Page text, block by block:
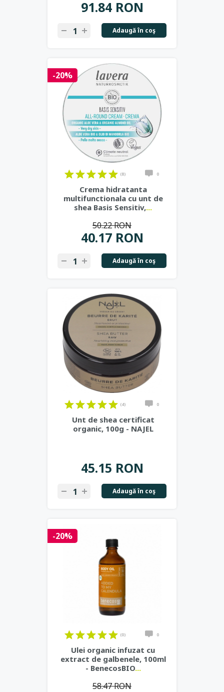
91.84 RON
Adaugă în coş
-20%
(8) 0
Crema hidratanta
multifunctionala cu unt de
shea Basis Sensitiv,...
40.17 RON
50.22 RON
Adaugă în coş
(4) 0
Unt de shea certificat
organic, 100g - NAJEL
45.15 RON
Adaugă în coş
-20%
(0) 0
Ulei organic infuzat cu
extract de galbenele, 100ml
- BenecosBIO...
58.47 RON